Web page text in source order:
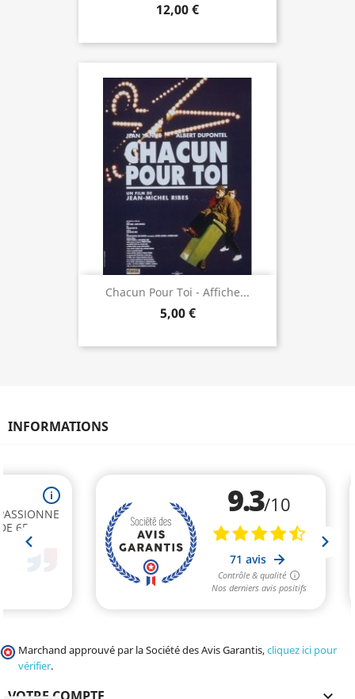
12,00 €
Chacun Pour Toi - Affiche...
5,00 €
INFORMATIONS
Marchand approuvé par la Société des Avis Garantis,cliquez ici pour
vérifier.